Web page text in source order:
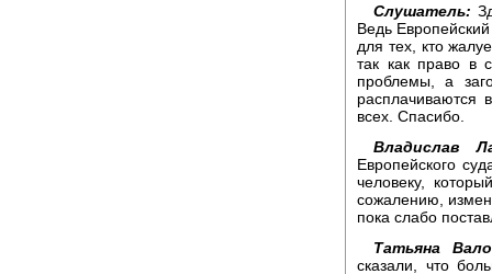
Слушатель:
Ведь
для тех, кто
так как право в
проблемы, а
расплачиваются
всех. Спасибо.
Владислав
Европейского
человеку,
сожалению,
пока слабо
Татьяна
сказали, что